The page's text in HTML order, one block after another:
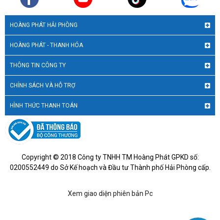
HOÀNG PHÁT HẢI PHÒNG
HOÀNG PHÁT - THANH HÓA
THÔNG TIN CÔNG TY
CHÍNH SÁCH VÀ HỖ TRỢ
HÌNH THỨC THANH TOÁN
Copyright © 2018 Công ty TNHH TM Hoàng Phát GPKD số:
0200552449 do Sở Kế hoạch và Đầu tư Thành phố Hải Phòng cấp.
Xem giao diện phiên bản Pc